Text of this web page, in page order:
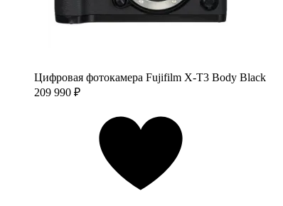
Цифровая фотокамера Fujifilm X-T3 Body Black
209 990 ₽